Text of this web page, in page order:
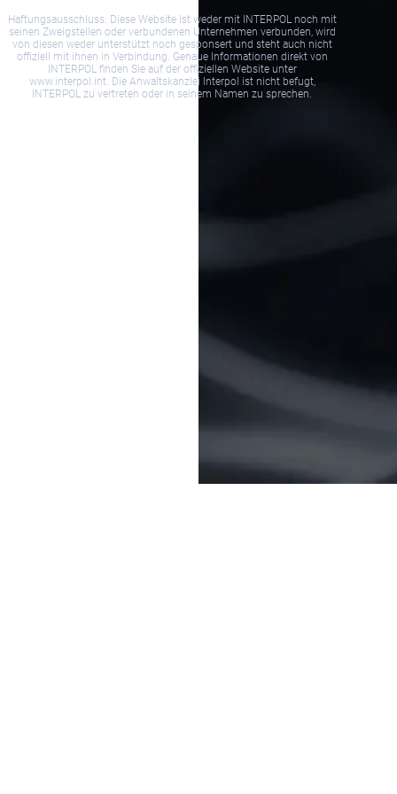
Haftungsausschluss: Diese Website ist weder mit INTERPOL noch mit
seinen Zweigstellen oder verbundenen Unternehmen verbunden, wird
von diesen weder unterstützt noch gesponsert und steht auch nicht
offiziell mit ihnen in Verbindung. Genaue Informationen direkt von
INTERPOL finden Sie auf der offiziellen Website unter
www.interpol.int. Die Anwaltskanzlei Interpol ist nicht befugt,
INTERPOL zu vertreten oder in seinem Namen zu sprechen.